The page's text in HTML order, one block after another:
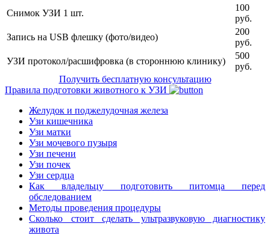
Снимок УЗИ 1 шт.
100
руб.
Запись на USB флешку (фото/видео)
200
руб.
УЗИ протокол/расшифровка (в стороннюю клинику)
500
руб.
Получить бесплатную консультацию
Правила подготовки животного к УЗИ
Желудок и поджелудочная железа
Узи кишечника
Узи матки
Узи мочевого пузыря
Узи печени
Узи почек
Узи сердца
Как владельцу подготовить питомца перед
обследованием
Методы проведения процедуры
Сколько стоит сделать ультразвуковую диагностику
живота